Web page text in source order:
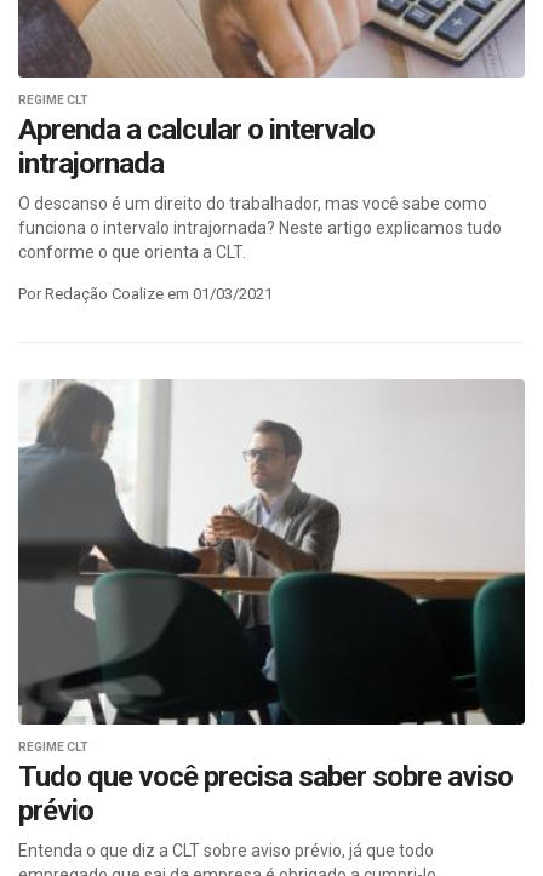
REGIME CLT
Aprenda a calcular o intervalo
intrajornada
O descanso é um direito do trabalhador, mas você sabe como
funciona o intervalo intrajornada? Neste artigo explicamos tudo
conforme o que orienta a CLT.
Por Redação Coalize em 01/03/2021
REGIME CLT
Tudo que você precisa saber sobre aviso
prévio
Entenda o que diz a CLT sobre aviso prévio, já que todo